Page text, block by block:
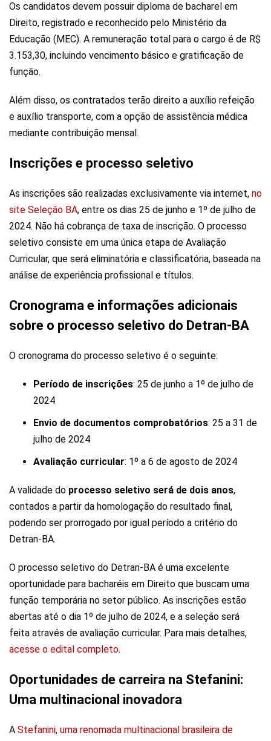
Os candidatos devem possuir diploma de bacharel em
Direito, registrado e reconhecido pelo Ministério da
Educação (MEC). A remuneração total para o cargo é de R$
3.153,30, incluindo vencimento básico e gratificação de
função.
Além disso, os contratados terão direito a auxílio refeição
e auxílio transporte, com a opção de assistência médica
mediante contribuição mensal.
Inscrições e processo seletivo
As inscrições são realizadas exclusivamente via internet, no
site Seleção BA, entre os dias 25 de junho e 1º de julho de
2024. Não há cobrança de taxa de inscrição. O processo
seletivo consiste em uma única etapa de Avaliação
Curricular, que será eliminatória e classificatória, baseada na
análise de experiência profissional e títulos.
Cronograma e informações adicionais
sobre o processo seletivo do Detran-BA
O cronograma do processo seletivo é o seguinte:
Período de inscrições: 25 de junho a 1º de julho de
2024
Envio de documentos comprobatórios: 25 a 31 de
julho de 2024
Avaliação curricular: 1º a 6 de agosto de 2024
A validade do processo seletivo será de dois anos,
contados a partir da homologação do resultado final,
podendo ser prorrogado por igual período a critério do
Detran-BA.
O processo seletivo do Detran-BA é uma excelente
oportunidade para bacharéis em Direito que buscam uma
função temporária no setor público. As inscrições estão
abertas até o dia 1º de julho de 2024, e a seleção será
feita através de avaliação curricular. Para mais detalhes,
acesse o edital completo.
Oportunidades de carreira na Stefanini:
Uma multinacional inovadora
A Stefanini, uma renomada multinacional brasileira de